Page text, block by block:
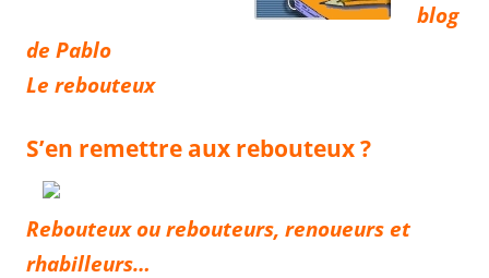
blog
de Pablo
Le rebouteux
S’en remettre aux rebouteux ?
Rebouteux ou rebouteurs, renoueurs et
rhabilleurs…